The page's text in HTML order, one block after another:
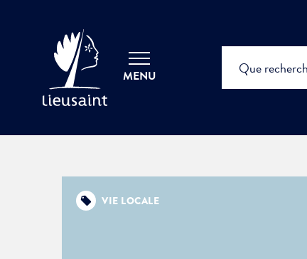
MENU
VIE LOCALE